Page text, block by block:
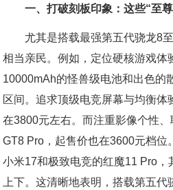
一、打破刻板印象：这些“至
尤其是搭载最强第五代骁龙8
相当亲民。例如，定位硬核游戏体
10000mAh的怪兽级电池和出色的
区间。追求顶级电竞屏幕与均衡体
在3800元左右。而注重影像个性
GT8 Pro，起售价也在3600元档位
小米17和极致电竞的红魔11 Pro
上下。这清晰地表明，搭载第五